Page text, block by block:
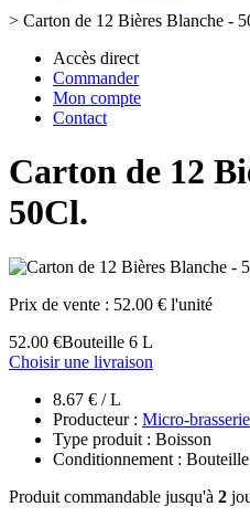
> Carton de 12 Bières Blanche -
Accès direct
Commander
Mon compte
Contact
Carton de 12
50Cl.
Prix de vente : 52.00 € l'unité
52.00 €Bouteille 6 L
Choisir une livraison
8.67 € / L
Producteur : Micro-
Type produit : Boisson
Conditionnement :
Produit commandable jusqu'à 2